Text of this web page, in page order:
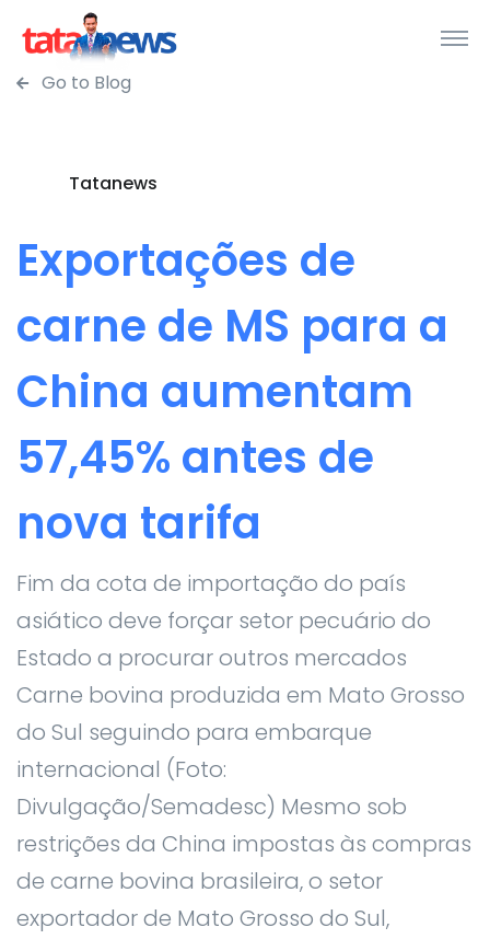
Go to Blog
Tatanews
Exportações de
carne de MS para a
China aumentam
57,45% antes de
nova tarifa
Fim da cota de importação do país
asiático deve forçar setor pecuário do
Estado a procurar outros mercados
Carne bovina produzida em Mato Grosso
do Sul seguindo para embarque
internacional (Foto:
Divulgação/Semadesc) Mesmo sob
restrições da China impostas às compras
de carne bovina brasileira, o setor
exportador de Mato Grosso do Sul,